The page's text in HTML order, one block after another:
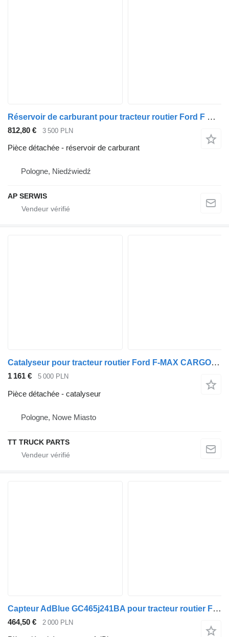
Réservoir de carburant pour tracteur routier Ford F MAX F LINE CARGO
812,80 € 3 500 PLN
Pièce détachée - réservoir de carburant
Pologne, Niedźwiedź
AP SERWIS
Catalyseur pour tracteur routier Ford F-MAX CARGO 500 EURO
1 161 € 5 000 PLN
Pièce détachée - catalyseur
Pologne, Nowe Miasto
TT TRUCK PARTS
Capteur AdBlue GC465j241BA pour tracteur routier Ford F-MAX CARGO
464,50 € 2 000 PLN